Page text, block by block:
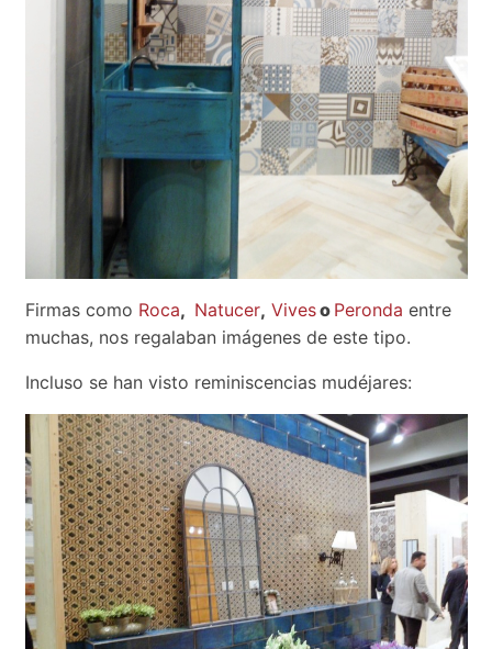
Firmas como Roca, Natucer, Viveso Peronda entre
muchas, nos regalaban imágenes de este tipo.
Incluso se han visto reminiscencias mudéjares: